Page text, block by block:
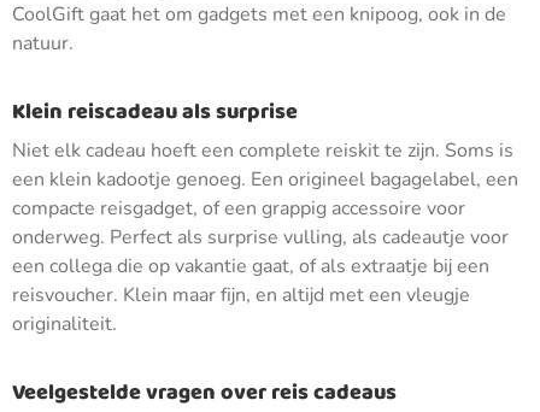
CoolGift gaat het om gadgets met een knipoog, ook in de
natuur.
Klein reiscadeau als surprise
Niet elk cadeau hoeft een complete reiskit te zijn. Soms is
een klein kadootje genoeg. Een origineel bagagelabel, een
compacte reisgadget, of een grappig accessoire voor
onderweg. Perfect als surprise vulling, als cadeautje voor
een collega die op vakantie gaat, of als extraatje bij een
reisvoucher. Klein maar fijn, en altijd met een vleugje
originaliteit.
Veelgestelde vragen over reis cadeaus